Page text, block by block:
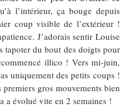
l’intérieur, ça bouge depuis
coup visible de l’extérieur !
J’adorais sentir Louise
tapoter du bout des doigts pour
illico ! Vers mi-juin,
uniquement des petits coups !
gros mouvements bien
a évolué vite en 2 semaines !